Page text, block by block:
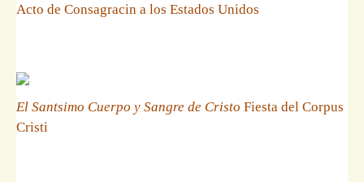
Acto de Consagracin a los Estados Unidos
El Santsimo Cuerpo y Sangre de Cristo Fiesta del Corpus
Cristi